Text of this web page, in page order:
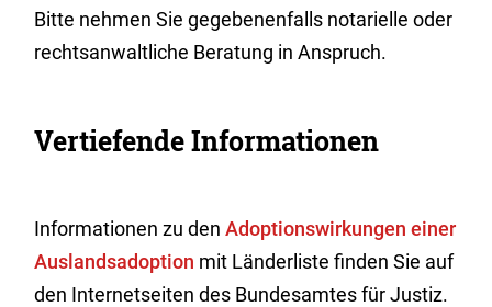
Bitte nehmen Sie gegebenenfalls notarielle oder
rechtsanwaltliche Beratung in Anspruch.
Vertiefende Informationen
Informationen zu denAdoptionswirkungen einer
Auslandsadoption mit Länderliste finden Sie auf
den Internetseiten des Bundesamtes für Justiz.